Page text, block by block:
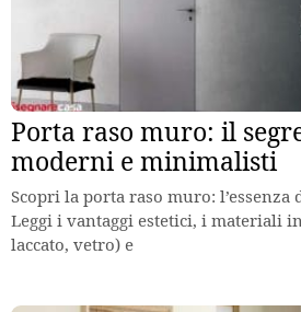
Porta raso muro: il
moderni e minimalisti
Scopri la porta raso muro: l’essenza
Leggi i vantaggi estetici, i materiali
laccato, vetro) e